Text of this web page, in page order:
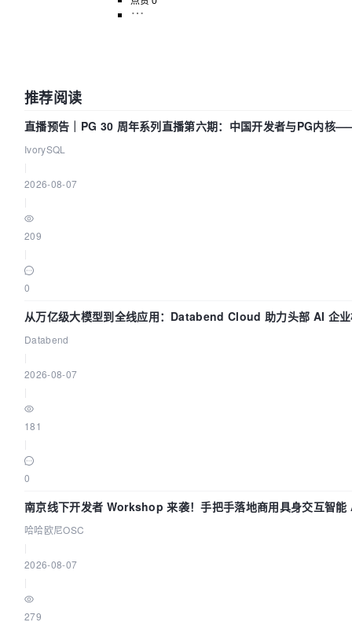
推荐阅读
直播预告｜PG 30 周年系列直播第六期：中国开发者与PG内核
IvorySQL
2026-08-07
209
0
从万亿级大模型到全线应用：Databend Cloud 助力头部 AI 企
Databend
2026-08-07
181
0
南京线下开发者 Workshop 来袭！手把手落地商用具身交互智
哈哈欧尼OSC
2026-08-07
279